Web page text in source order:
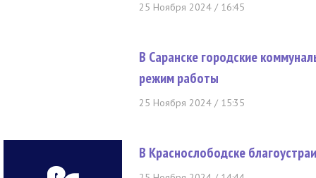
25 Ноября 2024 / 16:45
В Саранске городские
режим работы
25 Ноября 2024 / 15:35
В Краснослободске